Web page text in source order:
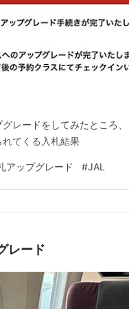
レードをしてみたところ
てくる入札結果
アップグレード #JAL
レード